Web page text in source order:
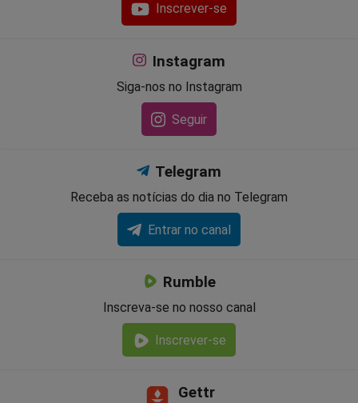
Inscrever-se
Instagram
Siga-nos no Instagram
Seguir
Telegram
Receba as notícias do dia no Telegram
Entrar no canal
Rumble
Inscreva-se no nosso canal
Inscrever-se
Gettr